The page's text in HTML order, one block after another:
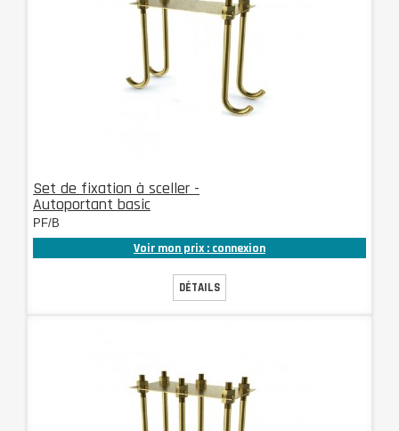
Set de fixation à sceller -
Autoportant basic
PF/B
Voir mon prix : connexion
DÉTAILS